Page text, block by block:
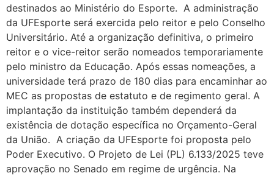
destinados ao Ministério do Esporte. A administração
da UFEsporte será exercida pelo reitor e pelo Conselho
Universitário. Até a organização definitiva, o primeiro
reitor e o vice-reitor serão nomeados temporariamente
pelo ministro da Educação. Após essas nomeações, a
universidade terá prazo de 180 dias para encaminhar ao
MEC as propostas de estatuto e de regimento geral. A
implantação da instituição também dependerá da
existência de dotação específica no Orçamento-Geral
da União. A criação da UFEsporte foi proposta pelo
Poder Executivo. O Projeto de Lei (PL) 6.133/2025 teve
aprovação no Senado em regime de urgência. Na